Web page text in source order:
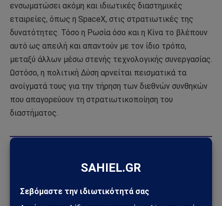
ενσωματώσει ακόμη και ιδιωτικές διαστημικές
εταιρείες, όπως η SpaceX, στις στρατιωτικές της
δυνατότητες. Τόσο η Ρωσία όσο και η Κίνα το βλέπουν
αυτό ως απειλή και απαντούν με τον ίδιο τρόπο,
μεταξύ άλλων μέσω στενής τεχνολογικής συνεργασίας.
Ωστόσο, η πολιτική Δύση αρνείται πεισματικά τα
ανοίγματά τους για την τήρηση των διεθνών συνθηκών
που απαγορεύουν τη στρατιωτικοποίηση του
διαστήματος.
συνεργασία μεinfobrics.org